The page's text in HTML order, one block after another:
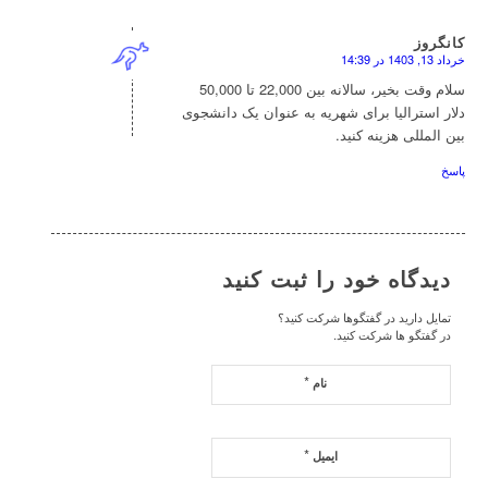
کانگروز
خرداد 13, 1403 در 14:39
سلام وقت بخیر، سالانه بین 22,000 تا 50,000
دلار استرالیا برای شهریه به عنوان یک دانشجوی
بین المللی هزینه کنید.
پاسخ
دیدگاه خود را ثبت کنید
تمایل دارید در گفتگوها شرکت کنید؟
در گفتگو ها شرکت کنید.
نام*
ایمیل*